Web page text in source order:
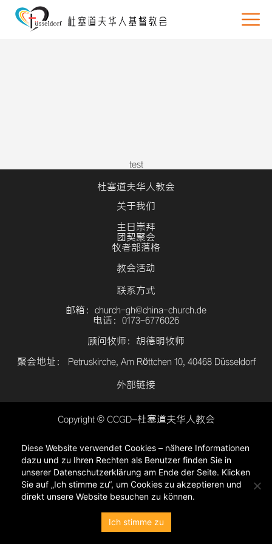
test
杜塞道夫华人教会
关于我们
主日崇拜
团契聚会
牧者部落格
教会活动
联系方式
邮箱：church-gh@china-church.de
电话：0173-6776026
顾问牧师：胡德明牧师
聚会地址： Petruskirche, Am Röttchen 10, 40468 Düsseldorf
外部链接
Copyright © CCGD–杜塞道夫华人教会
隐私政策
Diese Website verwendet Cookies – nähere Informationen
dazu und zu Ihren Rechten als Benutzer finden Sie in
unserer Datenschutzerklärung am Ende der Seite. Klicken
Sie auf „Ich stimme zu“, um Cookies zu akzeptieren und
direkt unsere Website besuchen zu können.
Ich stimme zu